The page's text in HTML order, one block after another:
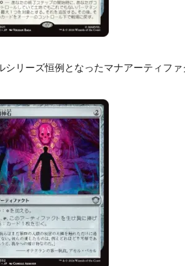
シリーズ恒例となったマナアーティフ